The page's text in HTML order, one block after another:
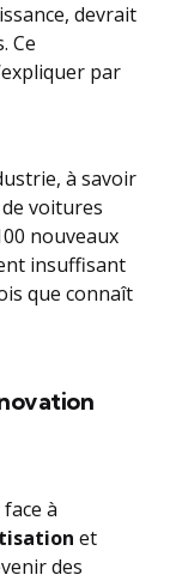
devrait
Ce
par
à savoir
voitures
nouveaux
insuffisant
que connaît
à
et
des